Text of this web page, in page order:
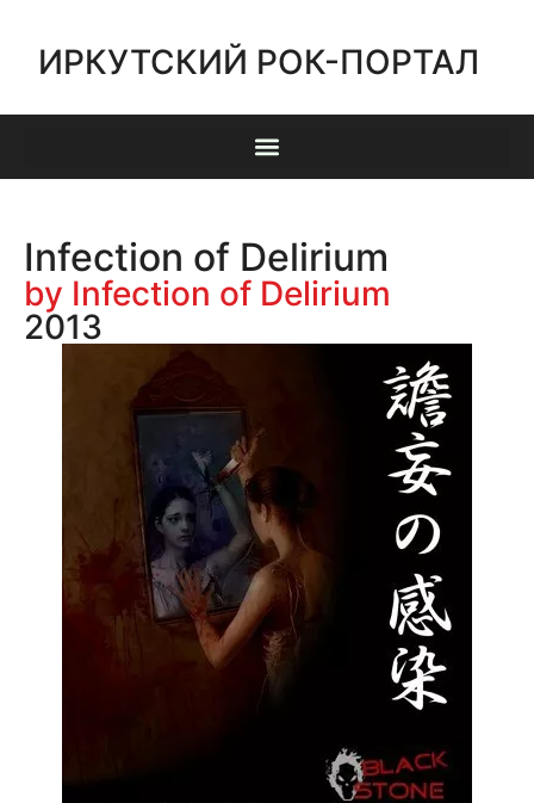
ИРКУТСКИЙ РОК-ПОРТАЛ
Infection of Delirium
by Infection of Delirium
2013